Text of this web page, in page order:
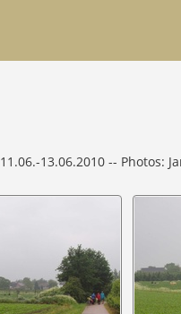
11.06.-13.06.2010 -- Photos: